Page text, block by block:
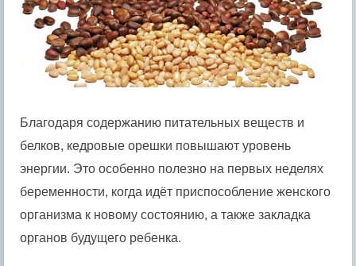
Благодаря содержанию питательных веществ и
белков, кедровые орешки повышают уровень
энергии. Это особенно полезно на первых неделях
беременности, когда идёт приспособление женского
организма к новому состоянию, а также закладка
органов будущего ребенка.